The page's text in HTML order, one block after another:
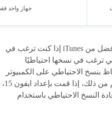
جهاز واحد
بشكل عام، يعتبر iCareFone أفضل من iTunes إذا كنت ترغب في
ترغب في نسخها احتياطيًا
بنسخ الاحتياطي على الكمبيوتر
في البرنامج طالما تريد. والأهم من ذلك، إذا قمت بإعداد ايفون 15،
النسخ الاحتياطي باستخدام